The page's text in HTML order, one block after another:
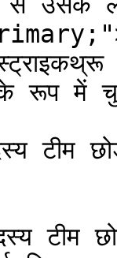
के रूप में
टीम
टीम